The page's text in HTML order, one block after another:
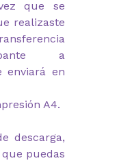
que se
realizaste
a
enviará en
A4.
descarga,
puedas